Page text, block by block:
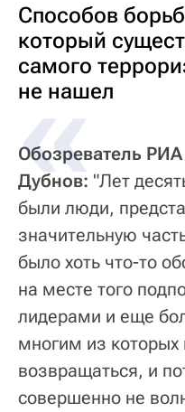
Способов
который
самого
не нашел
Обозреватель
Дубнов: "Лет
были люди,
значительную
было хоть что-то
на месте того
лидерами и еще
многим из которых
возвращаться, и
совершенно не